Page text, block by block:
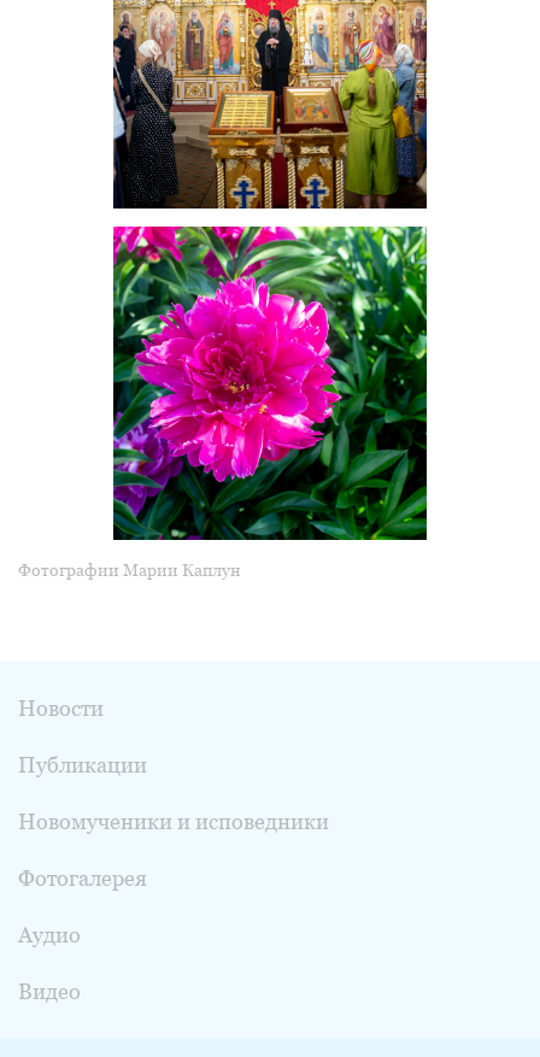
Фотографии Марии Каплун
Новости
Публикации
Новомученики и исповедники
Фотогалерея
Аудио
Видео